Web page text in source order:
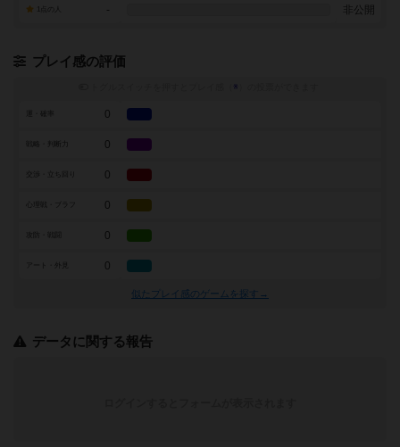
- 非公開
プレイ感の評価
※
0
戦略・判断力 0
0
0
0
アート・外見 0
似たプレイ感のゲームを探す→
データに関する報告